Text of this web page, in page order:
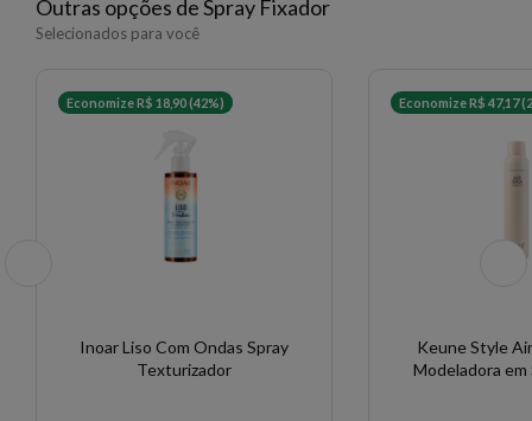
Outras opções de Spray Fixador
Selecionados para você
Economize R$ 18,90 (42%)
Inoar Liso Com Ondas Spray
Texturizador
Economize R$ 47,17
Keune Style
Modeladora em